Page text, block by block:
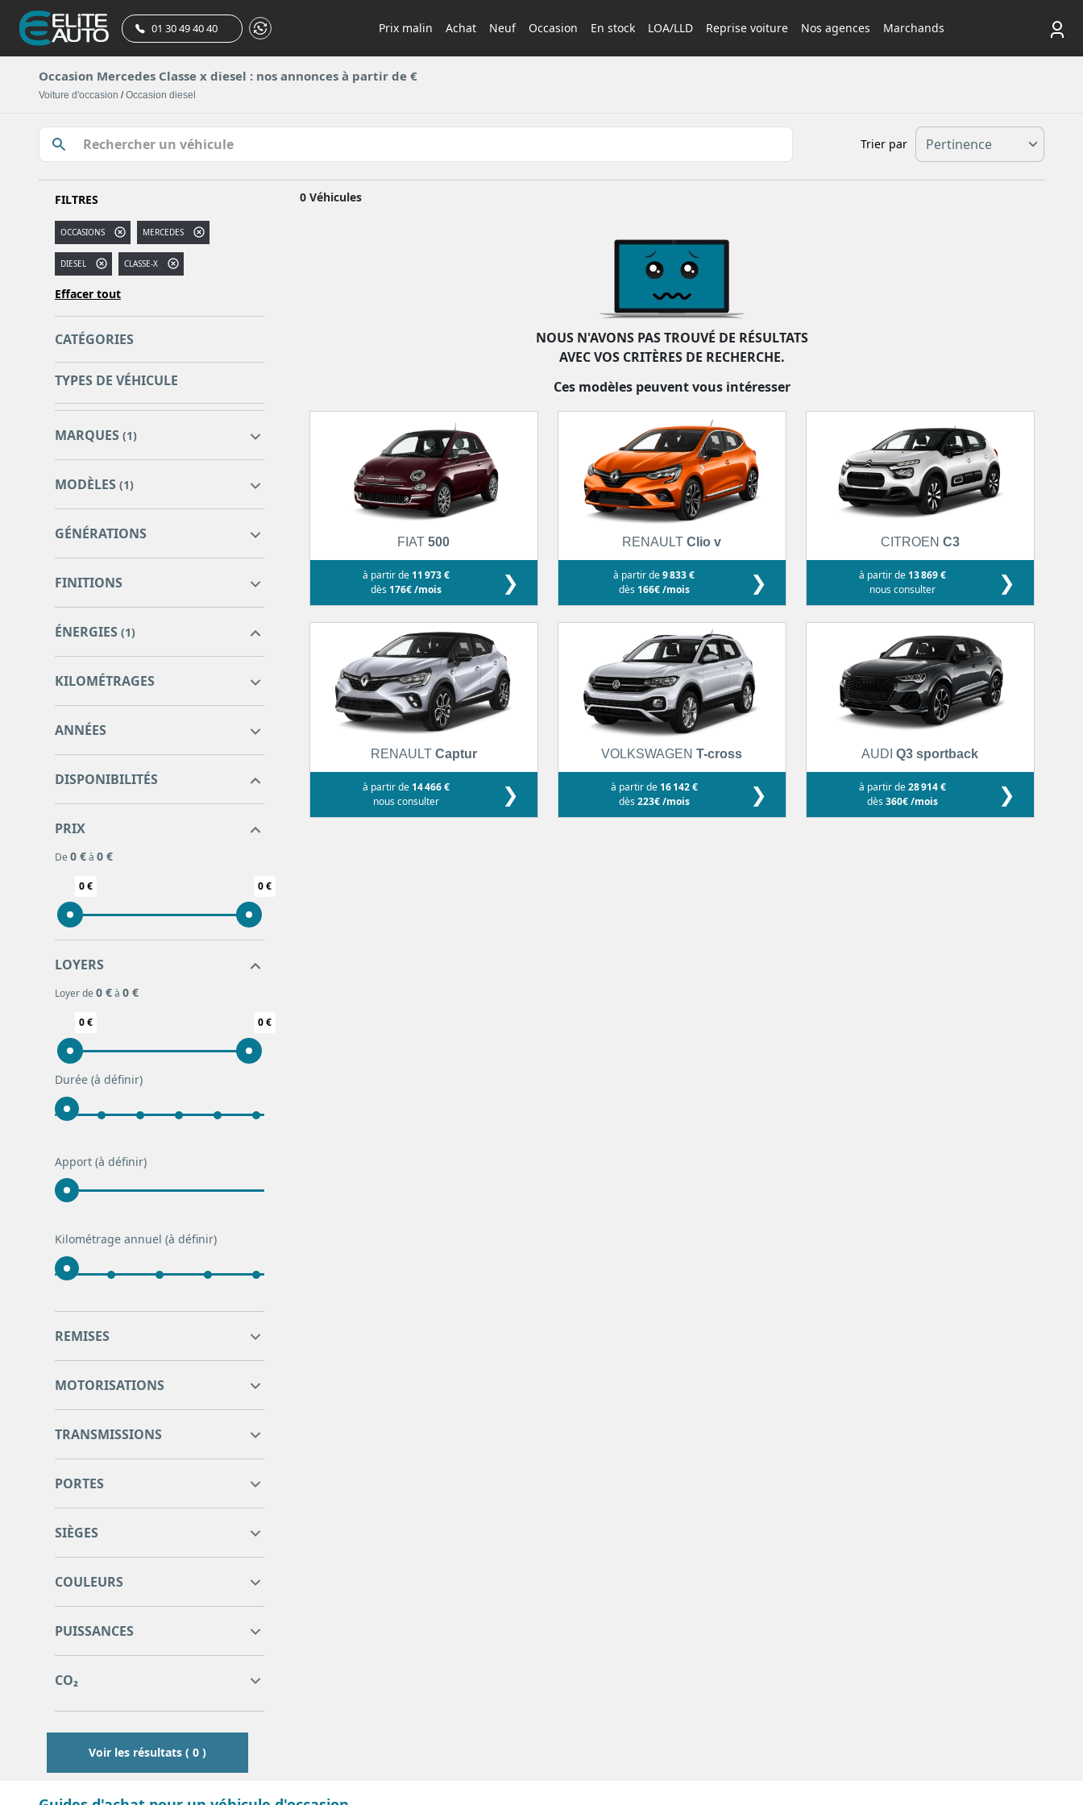
01 30 49 40 40 Prix malin Achat Neuf Occasion En stock LOA/LLD Reprise voiture Nos agences Marchands
Occasion Mercedes Classe x diesel : nos annonces à partir de €
Voiture d'occasion /Occasion diesel
Trier par
FILTRES
OCCASIONS MERCEDES
DIESEL CLASSE-X
Effacer tout
CATÉGORIES
TYPES DE VÉHICULE
MARQUES (1)
MODÈLES (1)
CLA
CLASSE A
CLASSE-X 0
GLA 2
GLB 1
GÉNÉRATIONS
FINITIONS
ÉNERGIES (1)
KILOMÉTRAGES
ANNÉES
DISPONIBILITÉS
PRIX
De 0 €à 0 €
0 € 0 €
LOYERS
Loyer de 0 €à 0 €
0 € 0 €
Durée (à définir)
Apport (à définir)
Kilométrage annuel (à définir)
REMISES
MOTORISATIONS
TRANSMISSIONS
PORTES
SIÈGES
COULEURS
PUISSANCES
CO₂
Voir les résultats ( 0 )
0 Véhicules
NOUS N'AVONS PAS TROUVÉ DE RÉSULTATS
AVEC VOS CRITÈRES DE RECHERCHE.
Ces modèles peuvent vous intéresser
FIAT500
à partir de 11 973 €
dès 176€ /mois ❯
RENAULTClio v
à partir de9 833 €
dès 166€ /mois ❯
CITROEN C3
à partir de 13 869 €
nous consulter
❯
RENAULT Captur
à partir de 14 466 €
nous consulter
❯
VOLKSWAGENT-cross
à partir de 16 142 €
dès223€ /mois ❯
AUDIQ3 sportback
à partir de28 914 €
dès360€ /mois ❯